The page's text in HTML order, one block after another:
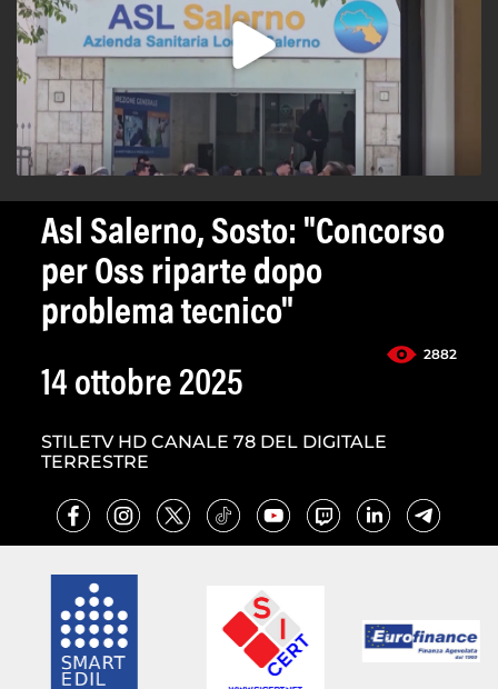
Asl Salerno, Sosto: "Concorso
per Oss riparte dopo
problema tecnico"
2882
14 ottobre 2025
STILETV HD CANALE 78 DEL DIGITALE
TERRESTRE